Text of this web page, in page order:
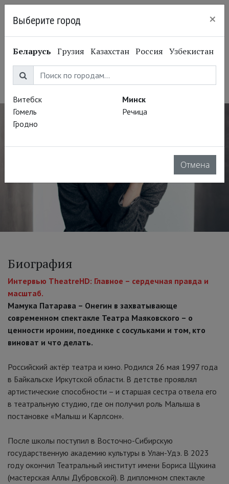
Мамука Патарава
Mamuka Patarava
Биография
Интервью TheatreHD: Главное – сердечная правда и
масштаб.
Мамука Патарава – Онегин в захватывающе
современном спектакле Театра Маяковского – о
ценности иронии, поединке с сосульками и том, кто
виноват и что делать.
Российский актёр театра и кино. Родился 26 мая 1997 года
в Байкальске Иркутской области. В детстве проявлял
артистические способности – и старшая сестра отвела его
в театральную студию, где он получил роль Малыша в
постановке «Малыш и Карлсон».
После школы поступил в Восточно-Сибирскую
государственную академию культуры в Улан-Удэ. В 2023
году окончил Театральный институт имени Бориса Щукина
(мастерская Аллы Дубровской). В дипломном спектакле
Выберите город ×
Беларусь Грузия Казахстан Россия Узбекистан
Витебск
Гомель
Гродно
Минск
Речица
Отмена